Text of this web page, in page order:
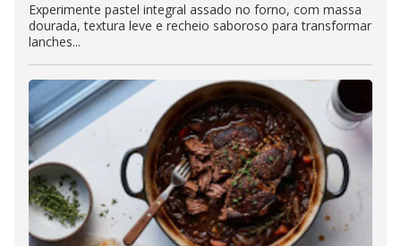
Experimente pastel integral assado no forno, com massa
dourada, textura leve e recheio saboroso para transformar
lanches...